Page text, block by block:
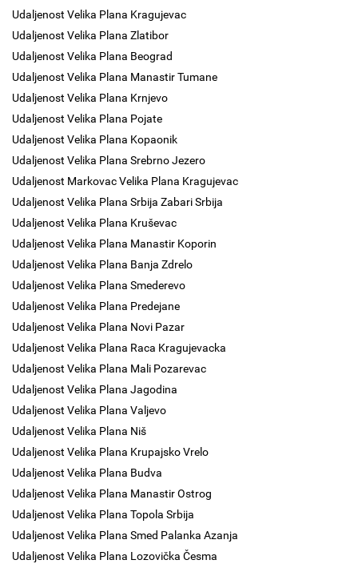
Udaljenost Velika Plana Kragujevac
Udaljenost Velika Plana Zlatibor
Udaljenost Velika Plana Beograd
Udaljenost Velika Plana Manastir Tumane
Udaljenost Velika Plana Krnjevo
Udaljenost Velika Plana Pojate
Udaljenost Velika Plana Kopaonik
Udaljenost Velika Plana Srebrno Jezero
Udaljenost Markovac Velika Plana Kragujevac
Udaljenost Velika Plana Srbija Zabari Srbija
Udaljenost Velika Plana Kruševac
Udaljenost Velika Plana Manastir Koporin
Udaljenost Velika Plana Banja Zdrelo
Udaljenost Velika Plana Smederevo
Udaljenost Velika Plana Predejane
Udaljenost Velika Plana Novi Pazar
Udaljenost Velika Plana Raca Kragujevacka
Udaljenost Velika Plana Mali Pozarevac
Udaljenost Velika Plana Jagodina
Udaljenost Velika Plana Valjevo
Udaljenost Velika Plana Niš
Udaljenost Velika Plana Krupajsko Vrelo
Udaljenost Velika Plana Budva
Udaljenost Velika Plana Manastir Ostrog
Udaljenost Velika Plana Topola Srbija
Udaljenost Velika Plana Smed Palanka Azanja
Udaljenost Velika Plana Lozovička Česma